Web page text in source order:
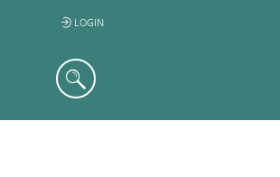
Suche
LOGIN